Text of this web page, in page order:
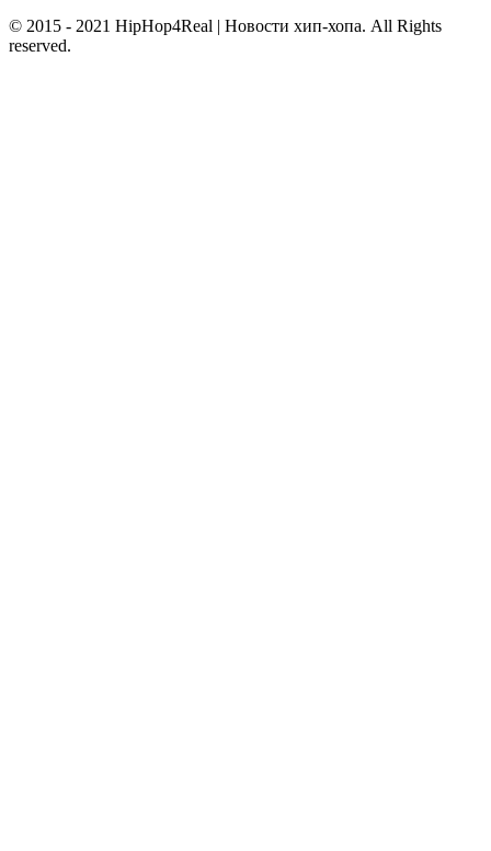
© 2015 - 2021 HipHop4Real | Новости хип-хопа. All Rights
reserved.